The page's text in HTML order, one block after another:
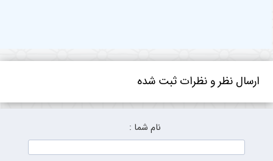
ارسال نظر و نظرات ثبت شده
نام شما :